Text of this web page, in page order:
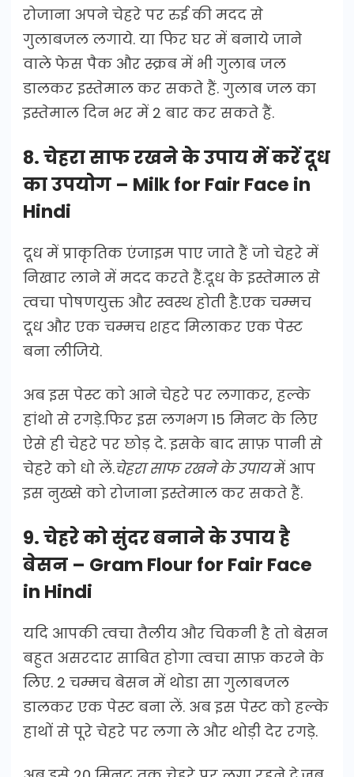
रोजाना अपने चेहरे पर रुई की मदद से
गुलाबजल लगाये. या फिर घर में बनाये जाने
वाले फेस पैक और स्क्रब में भी गुलाब जल
डालकर इस्तेमाल कर सकते हैं. गुलाब जल का
इस्तेमाल दिन भर में 2 बार कर सकते हैं.
8. चेहरा साफ रखने के उपाय में करें दूध
का उपयोग – Milk for Fair Face in
Hindi
दूध में प्राकृतिक एंजाइम पाए जाते हैं जो चेहरे में
निखार लाने में मदद करते हैं.दूध के इस्तेमाल से
त्वचा पोषणयुक्त और स्वस्थ होती है.एक चम्मच
दूध और एक चम्मच शहद मिलाकर एक पेस्ट
बना लीजिये.
अब इस पेस्ट को आने चेहरे पर लगाकर, हल्के
हांथो से रगड़े.फिर इस लगभग 15 मिनट के लिए
ऐसे ही चेहरे पर छोड़ दे. इसके बाद साफ़ पानी से
चेहरे को धो लें.चेहरा साफ रखने के उपायमें आप
इस नुख्से को रोजाना इस्तेमाल कर सकते हैं.
9. चेहरे को सुंदर बनाने के उपाय है
बेसन – Gram Flour for Fair Face
in Hindi
यदि आपकी त्वचा तैलीय और चिकनी है तो बेसन
बहुत असरदार साबित होगा त्वचा साफ़ करने के
लिए. 2 चम्मच बेसन में थोडा सा गुलाबजल
डालकर एक पेस्ट बना लें. अब इस पेस्ट को हल्के
हाथों से पूरे चेहरे पर लगा ले और थोड़ी देर रगड़े.